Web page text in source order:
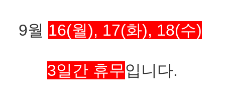
9월 16(월), 17(화), 18(수)
3일간 휴무입니다.